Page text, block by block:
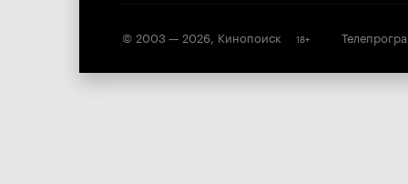
© 2003 — 2026, Кинопоиск 18+